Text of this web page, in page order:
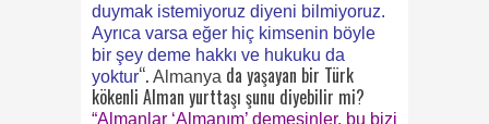
duymak istemiyoruz diyeni bilmiyoruz.
Ayrıca varsa eğer hiç kimsenin böyle
bir şey deme hakkı ve hukuku da
yoktur“. Almanya da yaşayan bir Türk
kökenli Alman yurttaşı şunu diyebilir mi?
“Almanlar ‘Almanım’ demesinler, bu bizi